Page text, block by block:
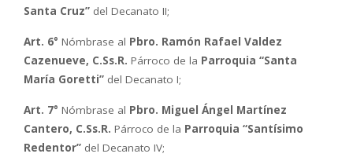
Santa Cruz” del Decanato II;
Art. 6° Nómbrase al Pbro. Ramón Rafael Valdez
Cazenueve, C.Ss.R. Párroco de la Parroquia “Santa
María Goretti” del Decanato I;
Art. 7° Nómbrase al Pbro. Miguel Ángel Martínez
Cantero, C.Ss.R. Párroco de la Parroquia “Santísimo
Redentor” del Decanato IV;